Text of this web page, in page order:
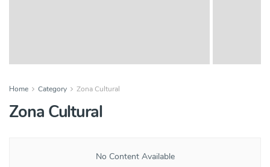
Home Category Zona Cultural
Zona Cultural
No Content Available